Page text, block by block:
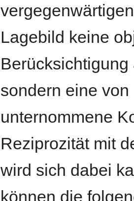
Lagebild keine
sondern eine
unternommene
Reziprozität mit
wird sich dabei
können die